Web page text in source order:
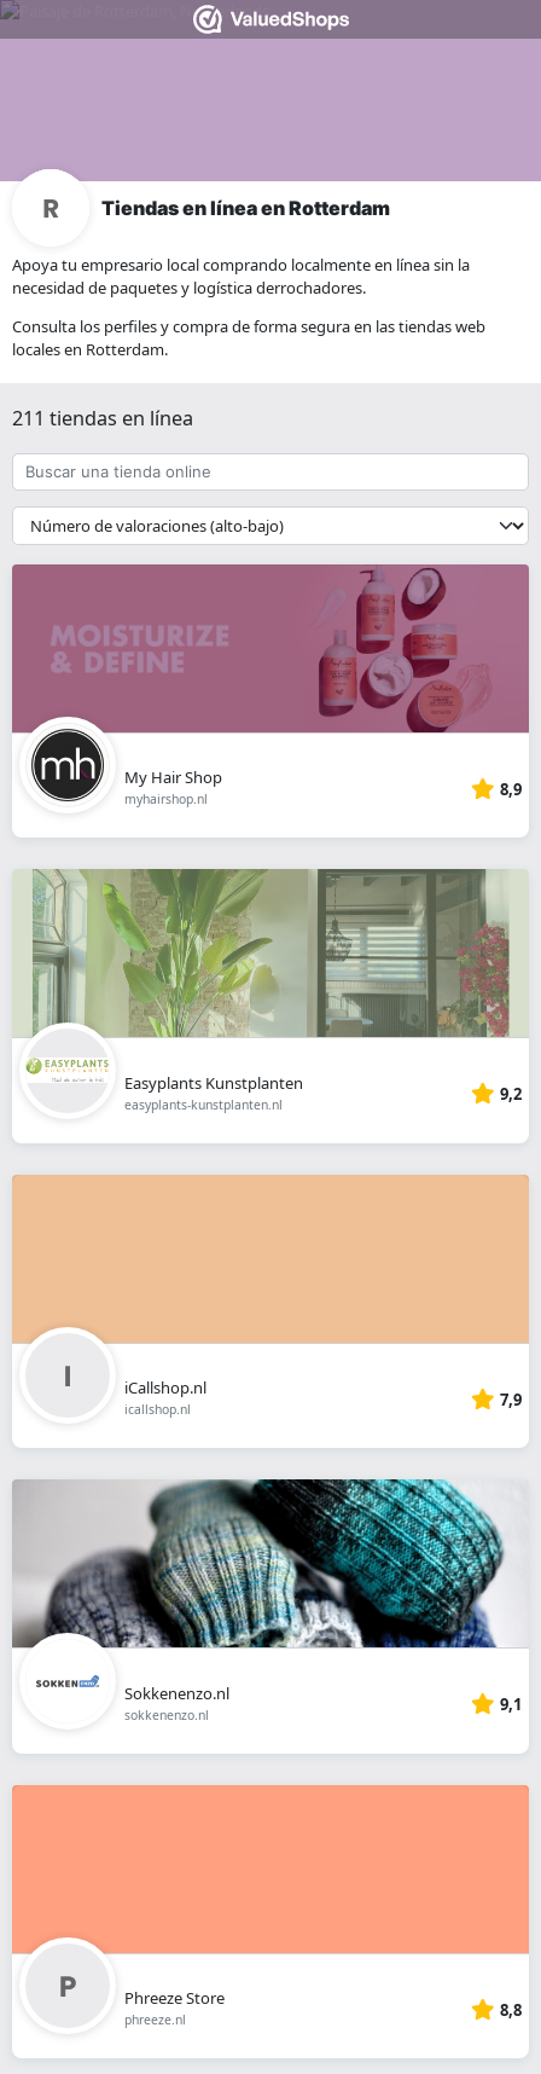
Tiendas en línea en Rotterdam
Apoya tu empresario local comprando localmente en línea sin la
necesidad de paquetes y logística derrochadores.
Consulta los perfiles y compra de forma segura en las tiendas web
locales en Rotterdam.
211 tiendas en línea
Buscar
una
tienda
online
{{
__('Sort')
}}
My Hair Shop
myhairshop.nl 8,9
Easyplants Kunstplanten
easyplants-kunstplanten.nl 9,2
iCallshop.nl
icallshop.nl 7,9
Sokkenenzo.nl
sokkenenzo.nl 9,1
Phreeze Store
phreeze.nl 8,8